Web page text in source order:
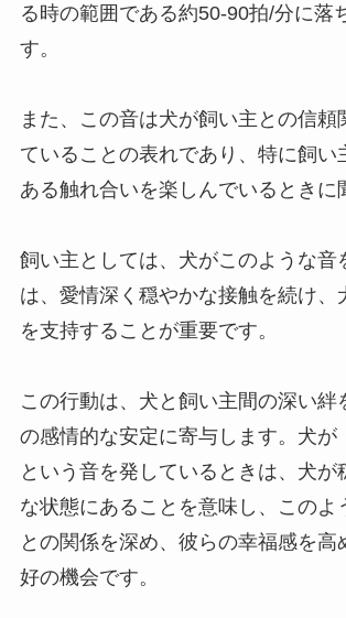
る時の範囲である約50-90拍/分に落
す。
また、この音は犬が飼い主との信頼
ていることの表れであり、特に飼い
ある触れ合いを楽しんでいるときに
飼い主としては、犬がこのような音
は、愛情深く穏やかな接触を続け、
を支持することが重要です。
この行動は、犬と飼い主間の深い絆
の感情的な安定に寄与します。犬が
という音を発しているときは、犬が
な状態にあることを意味し、このよ
との関係を深め、彼らの幸福感を高
好の機会です。